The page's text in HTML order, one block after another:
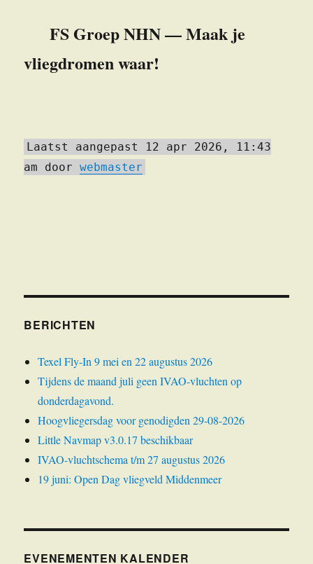
FS Groep NHN — Maak je
vliegdromen waar!
Laatst aangepast 12 apr 2026, 11:43
am doorwebmaster
BERICHTEN
Texel Fly-In 9 mei en 22 augustus 2026
Tijdens de maand juli geen IVAO-vluchten op
donderdagavond.
Hoogvliegersdag voor genodigden 29-08-2026
Little Navmap v3.0.17 beschikbaar
IVAO-vluchtschema t/m 27 augustus 2026
19 juni: Open Dag vliegveld Middenmeer
EVENEMENTEN KALENDER